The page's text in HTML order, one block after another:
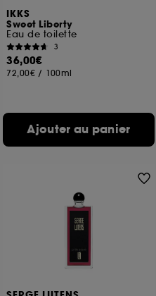
IKKS
Sweet Liberty
Eau de toilette
3
36,00€
72,00€ / 100ml
Ajouter au panier